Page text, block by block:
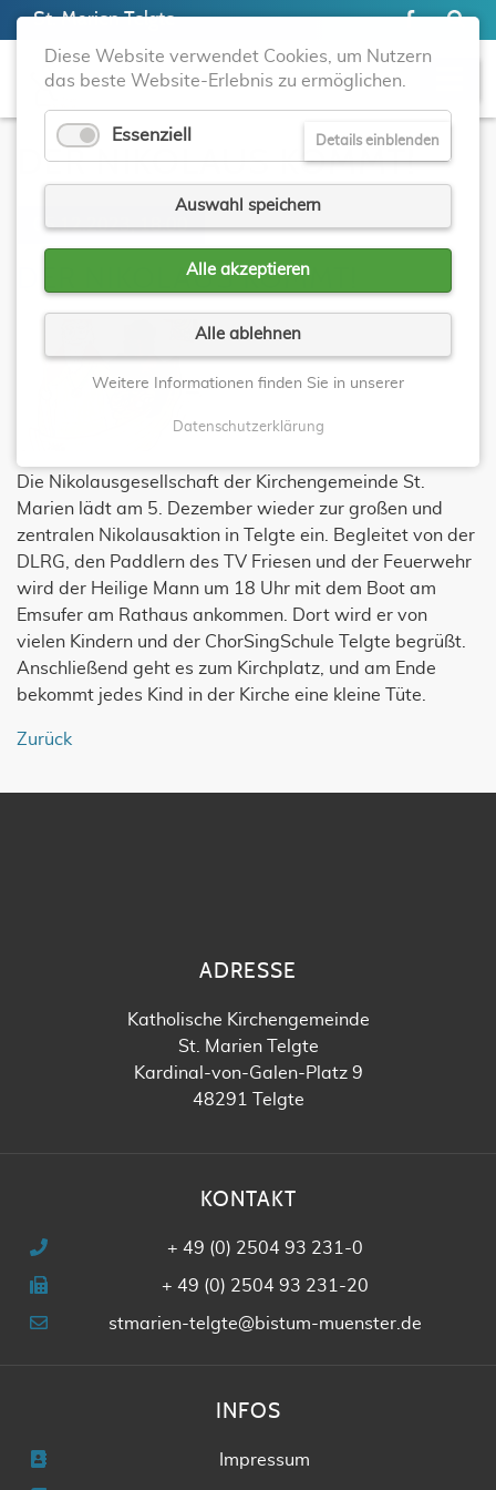
St. Marien Telgte
DER NIKOLAUS KOMMT!
05.12.2023, 18:00
DER NIKOLAUS KOMMT!
Die Nikolausgesellschaft der Kirchengemeinde St.
Marien lädt am 5. Dezember wieder zur großen und
zentralen Nikolausaktion in Telgte ein. Begleitet von der
DLRG, den Paddlern des TV Friesen und der Feuerwehr
wird der Heilige Mann um 18 Uhr mit dem Boot am
Emsufer am Rathaus ankommen. Dort wird er von
vielen Kindern und der ChorSingSchule Telgte begrüßt.
Anschließend geht es zum Kirchplatz, und am Ende
bekommt jedes Kind in der Kirche eine kleine Tüte.
Zurück
ADRESSE
Katholische Kirchengemeinde
St. Marien Telgte
Kardinal-von-Galen-Platz 9
48291 Telgte
KONTAKT
+ 49 (0) 2504 93 231-0
+ 49 (0) 2504 93 231-20
stmarien-telgte@bistum-muenster.de
INFOS
Impressum
Diese Website verwendet Cookies, um Nutzern
das beste Website-Erlebnis zu ermöglichen.
Essenziell Details einblenden
Auswahl speichern
Alle akzeptieren
Alle ablehnen
Weitere Informationen finden Sie in unserer
Datenschutzerklärung